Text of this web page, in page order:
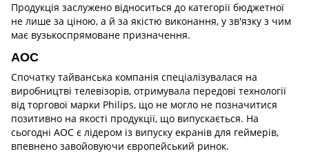
Продукція заслужено відноситься до категорії бюджетної
не лише за ціною, а й за якістю виконання, у зв'язку з чим
має вузькоспрямоване призначення.
AOC
Спочатку тайванська компанія спеціалізувалася на
виробництві телевізорів, отримувала передові технології
від торгової марки Philips, що не могло не позначитися
позитивно на якості продукції, що випускається. На
сьогодні AOC є лідером із випуску екранів для геймерів,
впевнено завойовуючи європейський ринок.